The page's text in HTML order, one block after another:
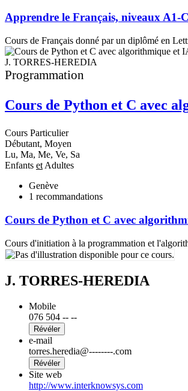
Apprendre le Français, niveaux A1-
Cours de Français donné par un diplômé en
J. TORRES-HEREDIA
Programmation
Cours de Python et C avec
Cours Particulier
Débutant, Moyen
Lu, Ma, Me, Ve, Sa
Enfants et Adultes
Genève
1 recommandations
Cours de Python et C avec
Cours d'initiation à la programmation et
J. TORRES-HEREDIA
Mobile
076 504 -- --
Révéler
e-mail
torres.heredia@--------.com
Révéler
Site web
http://www.interknowsys.com